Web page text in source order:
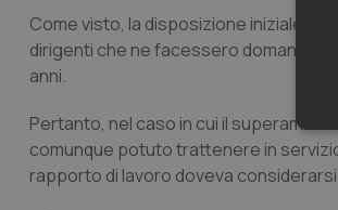
Come visto, la disposizione iniziale
dirigenti che ne facessero domanda,
anni.
Pertanto, nel caso in cui il
comunque potuto trattenere in
rapporto di lavoro doveva